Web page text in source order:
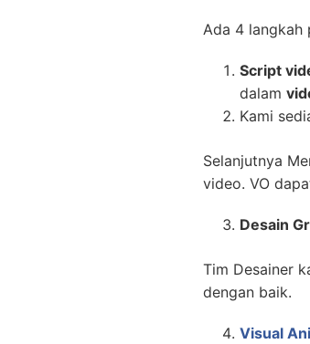
Ada 4 langkah
Script
dalam
Kami
Selanjutnya
video. VO
Desain
Tim Desainer
dengan baik.
Visual